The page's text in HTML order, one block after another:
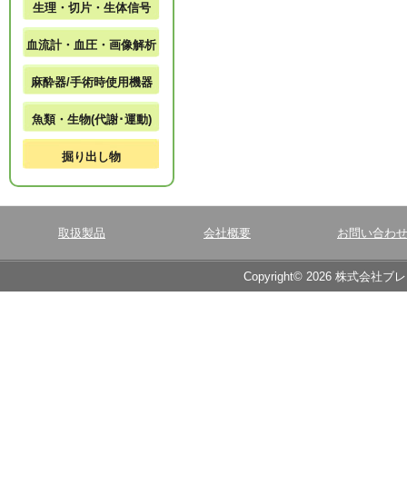
生理・切片・生体信号
血流計・血圧・画像解析
麻酔器/手術時使用機器
魚類・生物(代謝･運動)
掘り出し物
取扱製品 会社概要 お問い合わせ
Copyright© 2026 株式会社ブ